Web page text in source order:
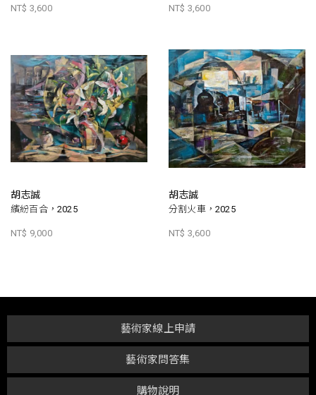
NT$ 3,600 NT$ 3,600
胡志誠
繽紛百合，2025
NT$ 9,000
胡志誠
分割火車，2025
NT$ 3,600
購物說明
藝術家問答集
藝術家線上申請